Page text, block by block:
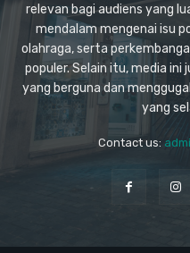
relevan bagi audiens yang
mendalam mengenai isu
olahraga, serta
populer. Selain itu, media
yang berguna dan
yang
Contact us: